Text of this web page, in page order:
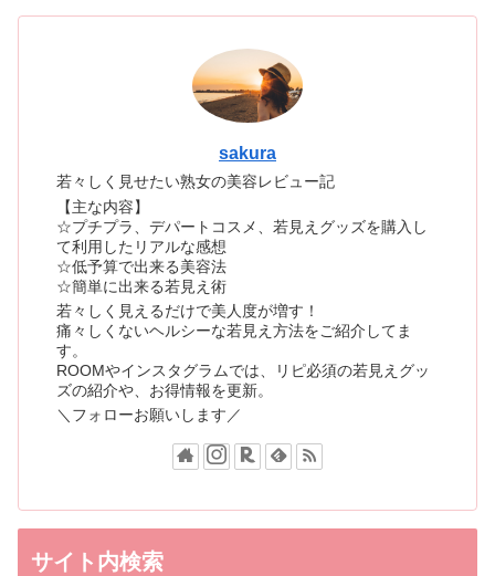
sakura
若々しく見せたい熟女の美容レビュー記
【主な内容】
☆プチプラ、デパートコスメ、若見えグッズを購入し
て利用したリアルな感想
☆低予算で出来る美容法
☆簡単に出来る若見え術
若々しく見えるだけで美人度が増す！
痛々しくないヘルシーな若見え方法をご紹介してま
す。
ROOMやインスタグラムでは、リピ必須の若見えグッ
ズの紹介や、お得情報を更新。
＼フォローお願いします／
サイト内検索